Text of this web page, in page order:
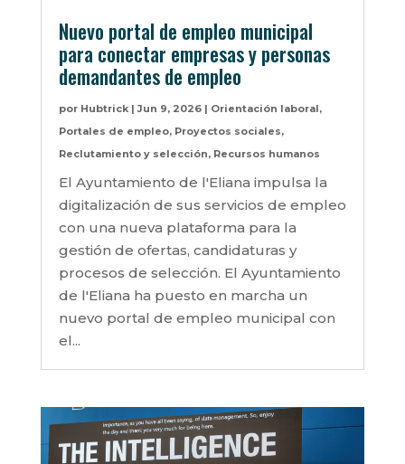
Nuevo portal de empleo municipal
para conectar empresas y personas
demandantes de empleo
por Hubtrick|Jun 9, 2026| Orientación laboral,
Portales de empleo, Proyectos sociales,
Reclutamiento y selección, Recursos humanos
El Ayuntamiento de l'Eliana impulsa la
digitalización de sus servicios de empleo
con una nueva plataforma para la
gestión de ofertas, candidaturas y
procesos de selección. El Ayuntamiento
de l'Eliana ha puesto en marcha un
nuevo portal de empleo municipal con
el...